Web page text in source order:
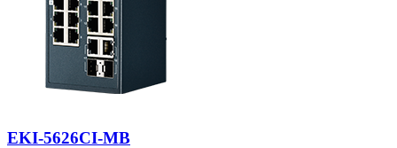
EKI-5626CI-MB